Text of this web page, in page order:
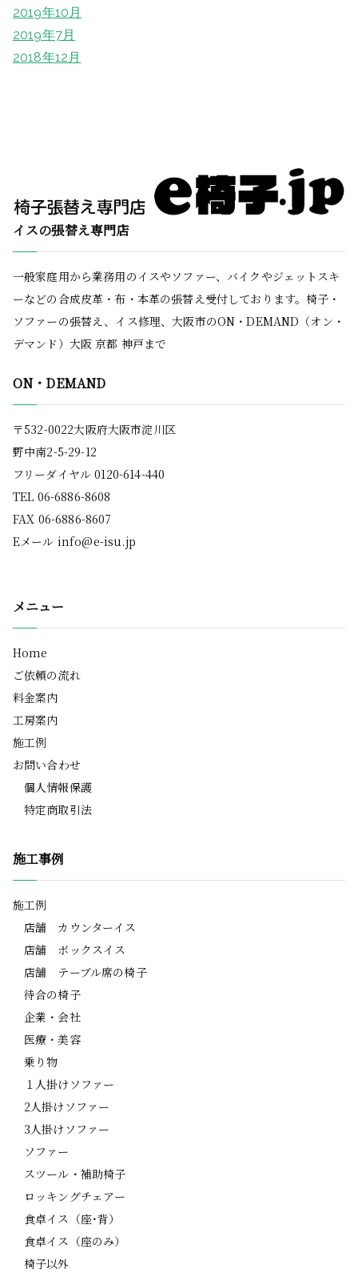
2019年10月
2019年7月
2018年12月
イスの張替え専門店
一般家庭用から業務用のイスやソファー、バイクやジェットスキ
ーなどの合成皮革・布・本革の張替え受付しております。椅子・
ソファーの張替え、イス修理、大阪市のON・DEMAND（オン・
デマンド）大阪 京都 神戸まで
ON・DEMAND
〒532-0022大阪府大阪市淀川区
野中南2-5-29-12
フリーダイヤル 0120-614-440
TEL 06-6886-8608
FAX 06-6886-8607
Eメール info@e-isu.jp
メニュー
Home
ご依頼の流れ
料金案内
工房案内
施工例
お問い合わせ
個人情報保護
特定商取引法
施工事例
施工例
店舗 カウンターイス
店舗 ボックスイス
店舗 テーブル席の椅子
待合の椅子
企業・会社
医療・美容
乗り物
１人掛けソファー
2人掛けソファー
3人掛けソファー
ソファー
スツール・補助椅子
ロッキングチェアー
食卓イス（座･背）
食卓イス（座のみ）
椅子以外